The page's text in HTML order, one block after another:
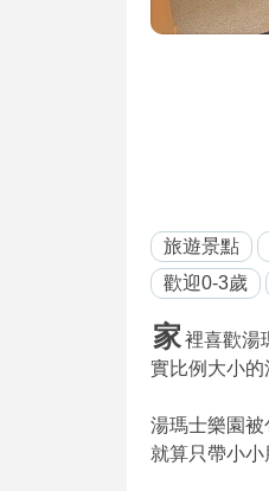
旅遊景點
歡迎0-3歲
家 裡喜歡湯
實比例大小的
湯瑪士樂園
就算只帶小